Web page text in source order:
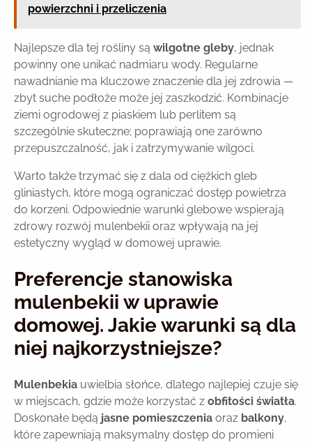
powierzchni i przeliczenia
Najlepsze dla tej rośliny są wilgotne gleby, jednak
powinny one unikać nadmiaru wody. Regularne
nawadnianie ma kluczowe znaczenie dla jej zdrowia —
zbyt suche podłoże może jej zaszkodzić. Kombinacje
ziemi ogrodowej z piaskiem lub perlitem są
szczególnie skuteczne; poprawiają one zarówno
przepuszczalność, jak i zatrzymywanie wilgoci.
Warto także trzymać się z dala od ciężkich gleb
gliniastych, które mogą ograniczać dostęp powietrza
do korzeni. Odpowiednie warunki glebowe wspierają
zdrowy rozwój mulenbekii oraz wpływają na jej
estetyczny wygląd w domowej uprawie.
Preferencje stanowiska
mulenbekii w uprawie
domowej. Jakie warunki są dla
niej najkorzystniejsze?
Mulenbekia uwielbia słońce, dlatego najlepiej czuje się
w miejscach, gdzie może korzystać z obfitości światła.
Doskonałe będą jasne pomieszczenia oraz balkony,
które zapewniają maksymalny dostęp do promieni